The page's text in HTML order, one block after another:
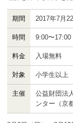
団体で見学希望の方
学校関係の方
エコメイト・京エコサポ
期間 2017年7月
時間 9:00〜
料金 入場無料
対象 小学生以上
主催
公益財団法
ンター（京